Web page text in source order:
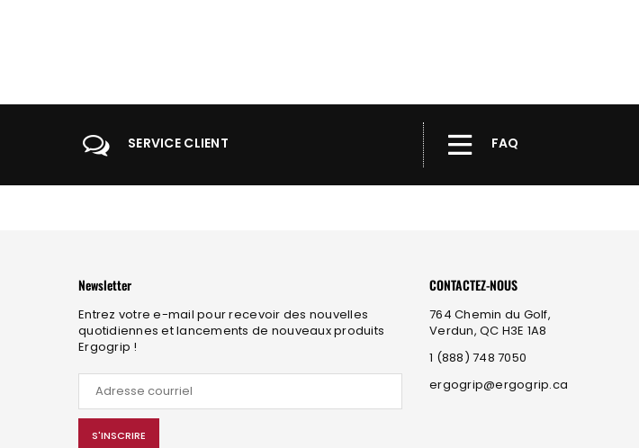
SERVICE CLIENT FAQ
Newsletter
Entrez votre e-mail pour recevoir des nouvelles
quotidiennes et lancements de nouveaux produits
Ergogrip !
S'INSCRIRE
CONTACTEZ-NOUS
764 Chemin du Golf,
Verdun, QC H3E 1A8
1 (888) 748 7050
ergogrip@ergogrip.ca